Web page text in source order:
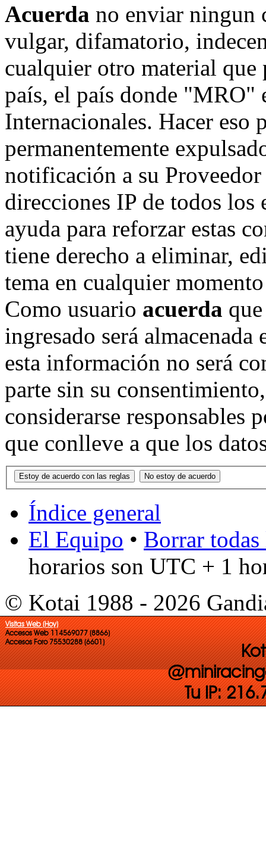
Acuerda no enviar ningun
vulgar, difamatorio,
cualquier otro material
país, el país donde "MRO"
Internacionales. Hacer eso
permanentemente
notificación a su
direcciones IP de todos los
ayuda para reforzar estas
tiene derecho a eliminar,
tema en cualquier
Como usuario acuerda
ingresado será almacenada
esta información no será
parte sin su
considerarse responsables
que conlleve a que los
Índice general
El Equipo • Borrar
horarios son UTC + 1
© Kotai 1988 - 2026
Visitas Web (Hoy)
Accesos Web 114569077 (8866)
Accesos Foro 75530288 (6601)
Tu IP: